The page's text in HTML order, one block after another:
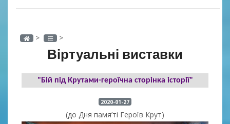
> >
Віртуальні виставки
"Бій під Крутами-героїчна сторінка історії"
2020-01-27
(до Дня памя’ті Героїв Крут)